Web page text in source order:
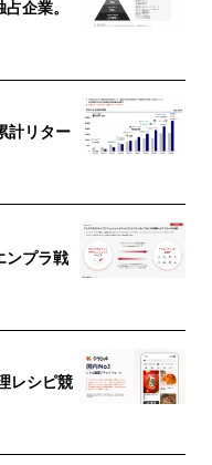
企業。
計リター
ンプラ戦
レシピ競